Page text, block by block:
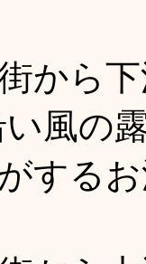
から
風の
する